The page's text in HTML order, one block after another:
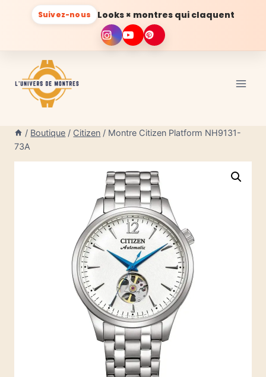
Suivez-nous Looks × montres qui claquent
contenu
/ Boutique / Citizen / Montre Citizen Platform NH9131-
73A